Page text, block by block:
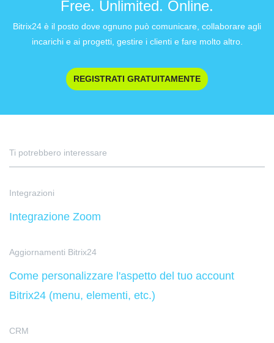
Free. Unlimited. Online.
Bitrix24 è il posto dove ognuno può comunicare, collaborare agli
incarichi e ai progetti, gestire i clienti e fare molto altro.
REGISTRATI GRATUITAMENTE
Ti potrebbero interessare
Integrazioni
Integrazione Zoom
Aggiornamenti Bitrix24
Come personalizzare l'aspetto del tuo account
Bitrix24 (menu, elementi, etc.)
CRM